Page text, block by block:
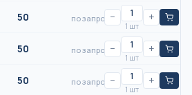
50 по запросу−
1 шт
+
50 по запросу−
1 шт
+
50 по запросу−
1 шт
+